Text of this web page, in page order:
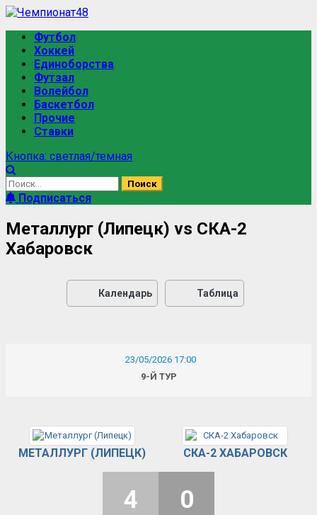
Футбол
Хоккей
Единоборства
Футзал
Волейбол
Баскетбол
Прочие
Ставки
Кнопка: светлая/темная
Подписаться
Металлург (Липецк) vs СКА-2
Хабаровск
Календарь Таблица
23/05/2026 17:00
9-Й ТУР
МЕТАЛЛУРГ (ЛИПЕЦК) СКА-2 ХАБАРОВСК
4 0